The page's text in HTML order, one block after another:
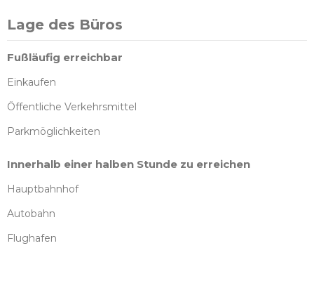
Lage des Büros
Fußläufig erreichbar
Einkaufen
Öffentliche Verkehrsmittel
Parkmöglichkeiten
Innerhalb einer halben Stunde zu erreichen
Hauptbahnhof
Autobahn
Flughafen